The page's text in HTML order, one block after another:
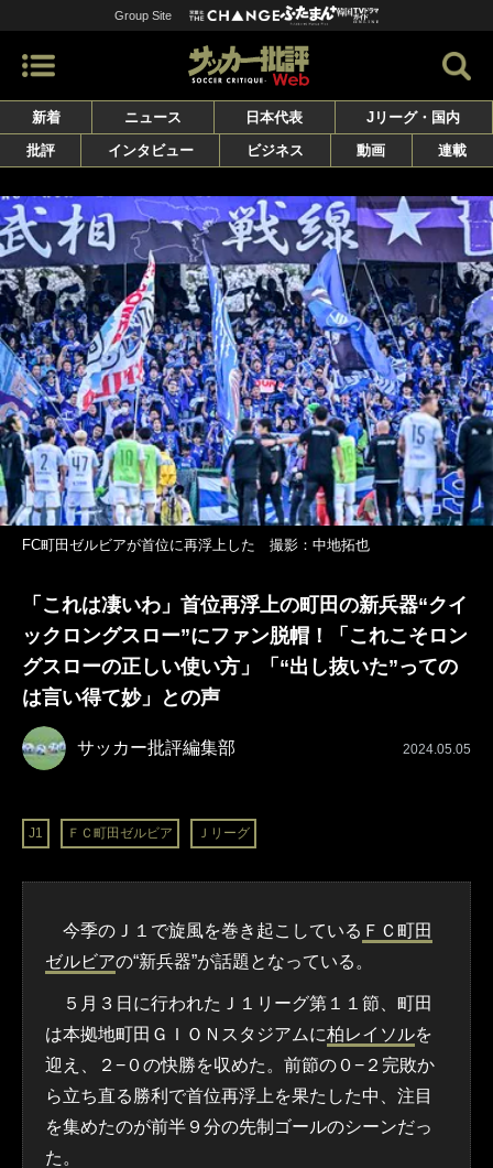
Group Site
新着 ニュース 日本代表
Jリーグ・国内
批評
インタビュー ビジネス 動画 連載
FC町田ゼルビアが首位に再浮上した 撮影：中地拓也
「これは凄いわ」首位再浮上の町田の新兵器“クイ
ックロングスロー”にファン脱帽！「これこそロン
グスローの正しい使い方」「“出し抜いた”っての
は言い得て妙」との声
サッカー批評編集部 2024.05.05
J1 ＦＣ町田ゼルビア Ｊリーグ
今季のＪ１で旋風を巻き起こしている ＦＣ町田
ゼルビアの“新兵器”が話題となっている。
５月３日に行われたＪ１リーグ第１１節、町田
は本拠地町田ＧＩＯＮスタジアムに柏レイソルを
迎え、２−０の快勝を収めた。前節の０−２完敗か
ら立ち直る勝利で首位再浮上を果たした中、注目
を集めたのが前半９分の先制ゴールのシーンだっ
た。